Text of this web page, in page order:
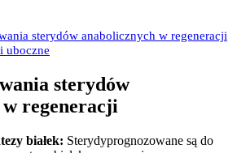
sterydów anabolicznych w regeneracji
uboczne
sterydów
regeneracji
białek: Sterydyprognozowane są do